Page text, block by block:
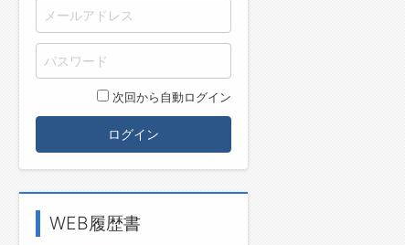
次回から自動ログイン
ログイン
WEB履歴書